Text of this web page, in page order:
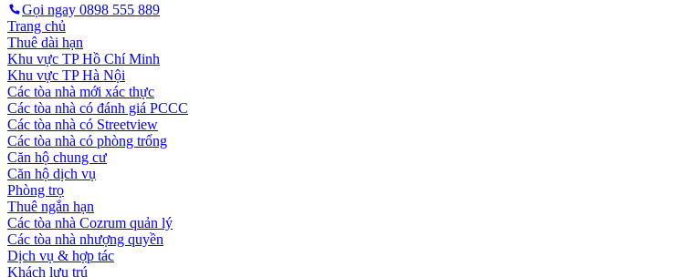
Gọi ngay 0898 555 889
Trang chủ
Thuê dài hạn
Khu vực TP Hồ Chí Minh
Khu vực TP Hà Nội
Các tòa nhà mới xác thực
Các tòa nhà có đánh giá PCCC
Các tòa nhà có Streetview
Các tòa nhà có phòng trống
Căn hộ chung cư
Căn hộ dịch vụ
Phòng trọ
Thuê ngắn hạn
Các tòa nhà Cozrum quản lý
Các tòa nhà nhượng quyền
Dịch vụ & hợp tác
Khách lưu trú